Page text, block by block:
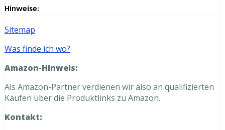
Hinweise:
Sitemap
Was finde ich wo?
Amazon-Hinweis:
Als Amazon-Partner verdienen wir also an qualifizierten
Käufen über die Produktlinks zu Amazon.
Kontakt: